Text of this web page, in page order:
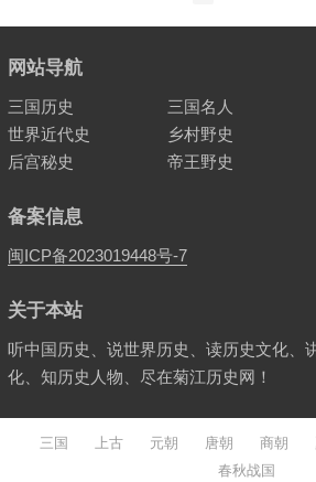
分
页
网站导航
三国历史 三国名人
世界近代史
乡村野史
后宫秘史
帝王野史
备案信息
闽ICP备2023019448号-7
关于本站
听中国历史、说世界历史、读历史文化、
化、知历史人物、尽在菊江历史网！
三国 上古 元朝 唐朝 商朝
春秋战国